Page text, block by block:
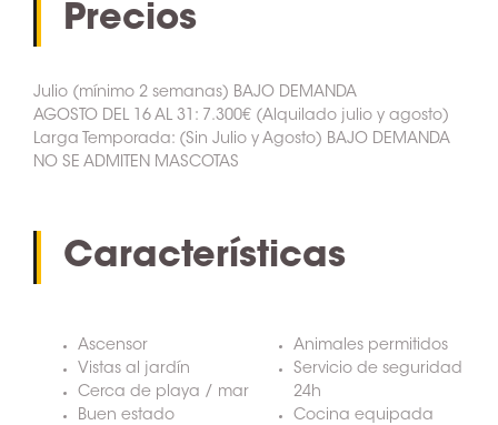
Precios
Julio (mínimo 2 semanas) BAJO DEMANDA
AGOSTO DEL 16 AL 31: 7.300€ (Alquilado julio y agosto)
Larga Temporada: (Sin Julio y Agosto) BAJO DEMANDA
NO SE ADMITEN MASCOTAS
Características
Ascensor
Vistas al jardín
Cerca de playa / mar
Buen estado
Animales permitidos
Servicio de seguridad
24h
Cocina equipada